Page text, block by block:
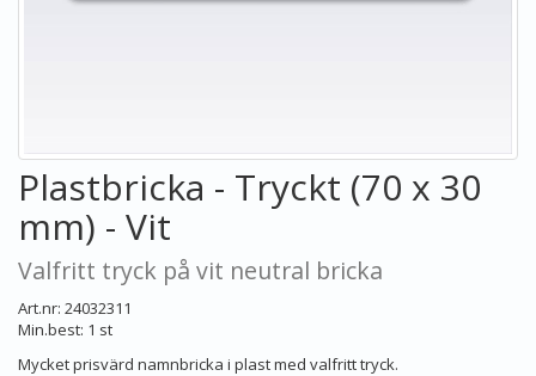
Plastbricka - Tryckt (70 x 30
mm) - Vit
Valfritt tryck på vit neutral bricka
Art.nr: 24032311
Min.best: 1 st
Mycket prisvärd namnbricka i plast med valfritt tryck.